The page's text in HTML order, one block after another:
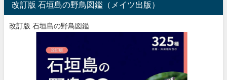
改訂版 石垣島の野鳥図鑑（メイツ出版）
改訂版 石垣島の野鳥図鑑